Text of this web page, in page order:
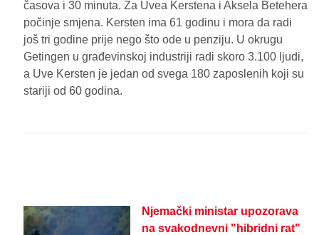
časova i 30 minuta. Za Uvea Kerstena i Aksela Betehera
počinje smjena. Kersten ima 61 godinu i mora da radi
još tri godine prije nego što ode u penziju. U okrugu
Getingen u građevinskoj industriji radi skoro 3.100 ljudi,
a Uve Kersten je jedan od svega 180 zaposlenih koji su
stariji od 60 godina.
Njemački ministar upozorava
na svakodnevni "hibridni rat"